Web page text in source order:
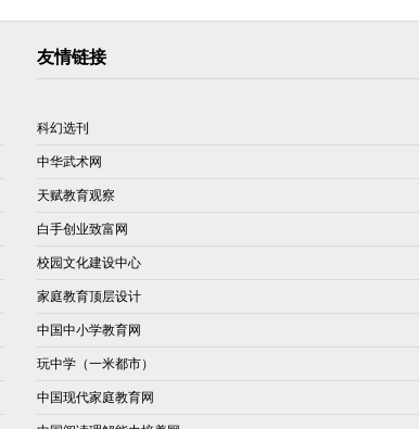
友情链接
科幻选刊
中华武术网
天赋教育观察
白手创业致富网
校园文化建设中心
家庭教育顶层设计
中国中小学教育网
玩中学（一米都市）
中国现代家庭教育网